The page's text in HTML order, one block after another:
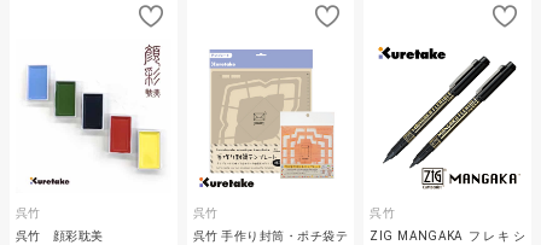
呉竹
呉竹 顔彩耽美
呉竹
呉竹 手作り封筒・ポチ袋テ
呉竹
ZIG MANGAKA フレキシ